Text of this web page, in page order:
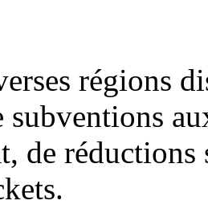
régions
subventions
de